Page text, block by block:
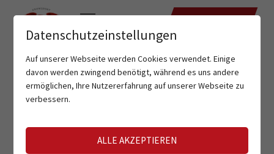
Datenschutzeinstellungen
Auf unserer Webseite werden Cookies verwendet. Einige
davon werden zwingend benötigt, während es uns andere
ermöglichen, Ihre Nutzererfahrung auf unserer Webseite zu
verbessern.
ALLE AKZEPTIEREN